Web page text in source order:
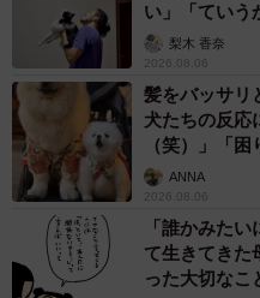
い」「ていう
梨木 香奈
2026.08.06
髪をバッサリ
犬たちの反応
（笑）」「困
ANNA
2026.08.06
「誰かみた
て生きてき
った大切なこ